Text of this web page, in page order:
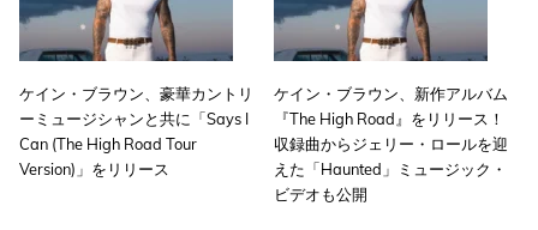
ケイン・ブラウン、豪華カントリ
ーミュージシャンと共に「Says I
Can (The High Road Tour
Version)」をリリース
ケイン・ブラウン、新作アルバム
『The High Road』をリリース！
収録曲からジェリー・ロールを迎
えた「Haunted」ミュージック・
ビデオも公開